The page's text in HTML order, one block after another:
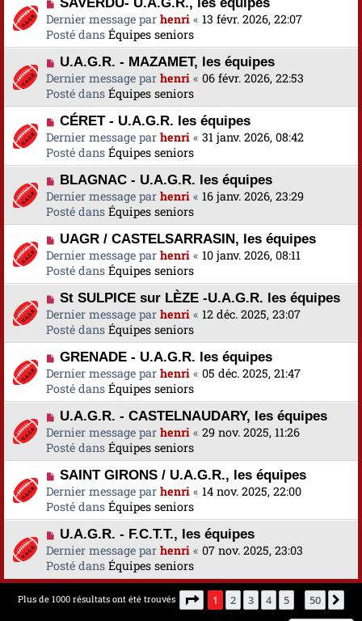
g
e
e
s
s
a
g
e
e
a
u
m
e
s
s
a
g
e
o
u
v
e
a
u
m
e
s
s
a
g
e
Dernier message par henri « 13 févr. 2026, 22:07
Posté dans Équipes seniors
N
o
u
v
e
a
u
m
e
s
s
a
g
e
U.A.G.R. - MAZAMET, les équipes
Dernier message par henri « 06 févr. 2026, 22:53
Posté dans Équipes seniors
N
o
u
v
e
a
u
m
e
s
s
a
g
e
CÉRET - U.A.G.R. les équipes
Dernier message par henri « 31 janv. 2026, 08:42
Posté dans Équipes seniors
N
o
u
v
e
a
u
m
e
s
s
a
g
e
BLAGNAC - U.A.G.R. les équipes
Dernier message par henri « 16 janv. 2026, 23:29
Posté dans Équipes seniors
N
o
u
v
e
a
u
m
e
s
s
a
g
e
UAGR / CASTELSARRASIN, les équipes
Dernier message par henri « 10 janv. 2026, 08:11
Posté dans Équipes seniors
N
o
u
v
e
a
u
m
e
s
s
a
g
e
St SULPICE sur LÈZE -U.A.G.R. les équipes
Dernier message par henri « 12 déc. 2025, 23:07
Posté dans Équipes seniors
N
o
u
v
e
a
u
m
e
s
s
a
g
e
GRENADE - U.A.G.R. les équipes
Dernier message par henri « 05 déc. 2025, 21:47
Posté dans Équipes seniors
N
o
u
v
e
a
u
m
e
s
s
a
g
U.A.G.R. - CASTELNAUDARY, les équipes
Dernier message par henri « 29 nov. 2025, 11:26
Posté dans Équipes seniors
N
o
u
v
e
a
u
m
e
SAINT GIRONS / U.A.G.R., les équipes
Dernier message par henri « 14 nov. 2025, 22:00
Posté dans Équipes seniors
N
o
u
v
e
U.A.G.R. - F.C.T.T., les équipes
Dernier message par henri « 07 nov. 2025, 23:03
Posté dans Équipes seniors
Plus de 1000 résultats ont été trouvés Page 1sur50
1 2 3 4 5 50